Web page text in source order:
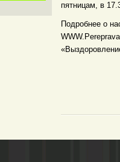
пятницам, в
Подробнее о